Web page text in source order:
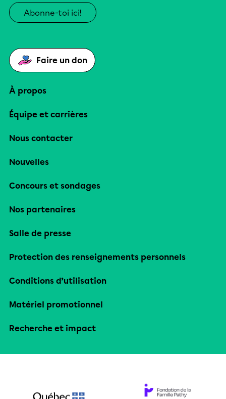
Abonne-toi ici!
Faire un don
À propos
Équipe et carrières
Nous contacter
Nouvelles
Concours et sondages
Nos partenaires
Salle de presse
Protection des renseignements personnels
Conditions d’utilisation
Matériel promotionnel
Recherche et impact